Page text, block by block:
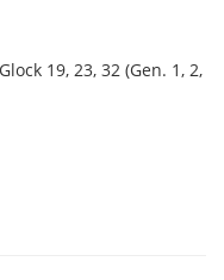
19, 23, 32 (Gen. 1, 2,